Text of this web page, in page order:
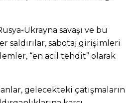
Ukrayna savaşı ve bu
saldırılar, sabotaj girişimleri
“en acil tehdit” olarak
gelecekteki çatışmaların